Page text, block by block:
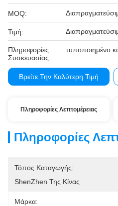
MOQ:
Τιμή:
Πληροφορίες
Συσκευασίας:
τυποποιημένο
Βρείτε Την Καλύτερη Τιμή
Πληροφορίες Λεπτομέρειας
Πληροφορίες
Τόπος Καταγωγής:
ShenZhen Της Κίνας
Μάρκα: